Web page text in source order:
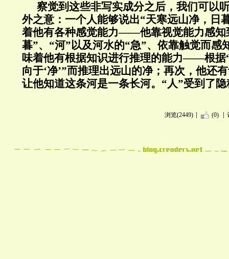
察觉到这些非写实成分之后，我们可以
外之意：一个人能够说出“天寒远山净，日
着他有各种感觉能力——他靠视觉能力感知
暮”、“河”以及河水的“急”、依靠触觉而感
味着他有根据知识进行推理的能力——根据
向于‘净’”而推理出远山的净；再次，他
让他知道这条河是一条长河。“人”受到了
浏览(2449) (0)